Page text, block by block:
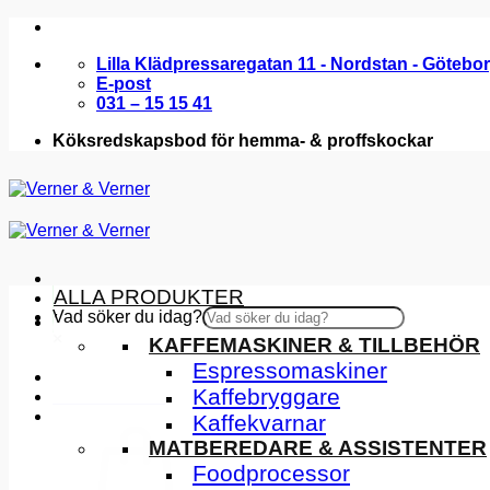
Skip
content
Lilla Klädpressaregatan 11 - Nordstan -
E-post
031 – 15 15 41
Köksredskapsbod för hemma- & proffskockar
Vad söker du idag?
ALLA PRODUKTER
KÖKSMASKINER
KAFFEMASKINER & TILLBEHÖR
Espressomaskiner
Kaffebryggare
Kaffekvarnar
MATBEREDARE & ASSISTENTER
Foodprocessor